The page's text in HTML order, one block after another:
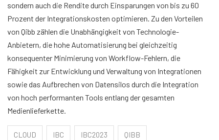
sondern auch die Rendite durch Einsparungen von bis zu 60
Prozent der Integrationskosten optimieren. Zu den Vorteilen
von Qibb zählen die Unabhängigkeit von Technologie-
Anbietern, die hohe Automatisierung bei gleichzeitig
konsequenter Minimierung von Workflow-Fehlern, die
Fähigkeit zur Entwicklung und Verwaltung von Integrationen
sowie das Aufbrechen von Datensilos durch die Integration
von hoch performanten Tools entlang der gesamten
Medienlieferkette.
CLOUD IBC IBC2023 QIBB